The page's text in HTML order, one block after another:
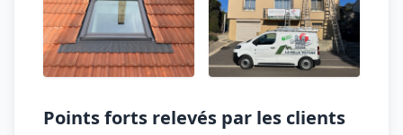
Points forts relevés par les clients